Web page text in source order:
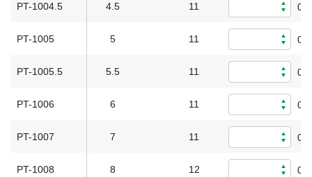
PT-1004.5 4.5 11 0
PT-1005 5 11 0
PT-1005.5 5.5 11 0
PT-1006 6 11 0
PT-1007 7 11 0
PT-1008 8 12 0